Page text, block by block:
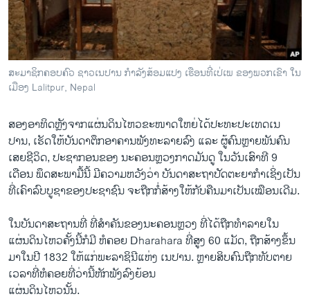
ວິທະຍາສາດ-ເທັກໂນໂລຈີ
ທຸລະກິດ
ພາສາອັງກິດ
ວີດີໂອ
ລາຍການກະຈາຍສຽງ
ລາຍງານ
ຕິດຕາມພວກເຮົາ ທີ່
ພາສາຕ່າງໆ
ສະມາຊິກຄອບຄົວ ຊາວເນປານ ກຳລັງສ້ອມແປງ ເຮືອນທີ່ເປ່ເພ ຂອງພວກເຂົາ ໃນ
ເມືອງ Lalitpur, Nepal
ສອງ​ອາທິດ​ຫຼັງ​ຈາກແຜ່ນດິນ​ໄຫວຂະໜາດໃຫຍ່​ໄດ້​ປະທະປະ​ເ​ທດ​ເນ​
ປານ, ເຮັດໃຫ້​ບັນດາ​ຕຶກ​ອາຄານພັງທະລາຍລົງ ​ແລະ ຜູ້​ຄົນ​ຫຼາຍ​ພັນ​ຄົນ​
ເສຍ​ຊີ​ວິ​ດ, ປະຊາກອນ​ຂອງ​ ນະຄອນຫຼວງ​ກາດ​ມັນ​ດູ ໃນວັນ​ເສົາ​ທີ 9 ​
ເດືອນ ພຶດສະພາມື້ນີ້ ​ມີ​ຄວາມ​ຫວັງວ່າ ບັນດາ​ສະຖາປັດ​ຕະຍາກຳ​ເຊິ່ງ​ເປັນ​
ທີ່​ເຄົາລົບ​ບູຊາ​ຂອງ​ປະຊາ​ຊົນ​ ຈະ​ຖືກ​ກໍ່ສ້າງ​ໃຫ້​ກັບ​ຄືນມາ​ເປັນ​ເໝືອນ​ເດີ​ມ.
​ໃນ​ບັນດາ​ສະຖານ​ທີ່ ທີ່​ສຳຄັນ​ຂອງ​ນະຄອນ​ຫຼວງ ​ທີ່​ໄດ້ຖືກ​ທຳ​ລາຍ​ໃນ
ແຜ່ນດິນໄຫວ​ຄັ້ງນີ້ກໍມີ ຫໍຄອຍ Dharahara ທີ່ສູ​ງ​ 60 ​ແມັດ, ຖືກ​ສ້າງ​ຂຶ້ນ​
ມາໃນ​ປີ 1832 ໃຫ້​ແກ່ພະ​ລາຊິນີ​ແຫ່ງ ​ເນ​ປານ. ຫຼາຍສິບຄົນ​ຖືກ​ທັບ​ຕາຍ
ເວລາທີ່ຫໍຄອຍທີ່ວ່ານີ້​ຫັກ​ພັງລົງຍ້ອນ
ແຜ່ນດິນໄຫວນັ້ນ.